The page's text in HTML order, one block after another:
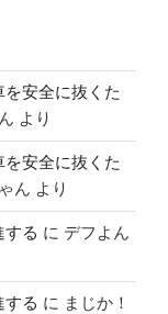
安全に抜くた
より
安全に抜くた
ん より
する に デフよん
する に まじか！